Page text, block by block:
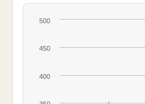
400
450
500